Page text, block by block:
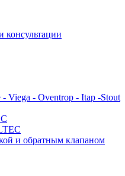
консультации
Viega - Oventrop - Itap -Stout
и обратным клапаном